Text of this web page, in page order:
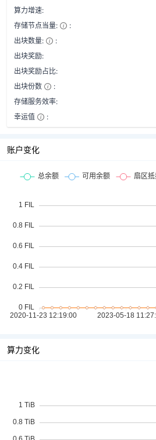
算力增速:
存储节点当量:
:
出块数量:
:
出块奖励:
出块奖励占比:
出块份数
:
存储服务效率:
幸运值
:
账户变化
算力变化